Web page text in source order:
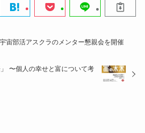
宙部活アスクラのメンター懇親会を開催
」 〜個人の幸せと富について考